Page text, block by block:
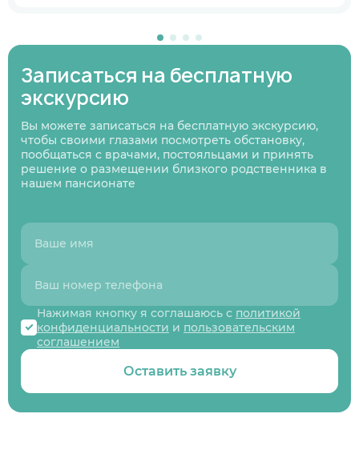
Записаться на бесплатную
экскурсию
Вы можете записаться на бесплатную экскурсию,
чтобы своими глазами посмотреть обстановку,
пообщаться с врачами, постояльцами и принять
решение о размещении близкого родственника в
нашем пансионате
Нажимая кнопку я соглашаюсь с политикой
конфиденциальности и пользовательским
соглашением
Оставить заявку
Узнаю информацию на будущее
Предыдущий вопрос
Следующий вопрос
01
Нажимая кнопку я соглашаюсь
и пользовательским
соглашением
Оставить заявку
Нажимая кнопку я соглашаюсьс политикой
конфиденциальности
Перезвоните мне
Нажимая кнопку я соглашаюсь
конфиденциальности
соглашением
Записаться
Нажимая кнопку я соглашаюсь
конфиденциальности
соглашением
Записаться